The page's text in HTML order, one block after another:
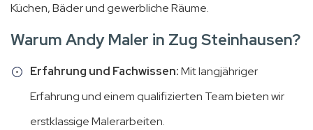
Küchen, Bäder und gewerbliche Räume.
Warum Andy Maler in Zug Steinhausen?
Erfahrung und Fachwissen:Mit langjähriger
Erfahrung und einem qualifizierten Team bieten wir
erstklassige Malerarbeiten.